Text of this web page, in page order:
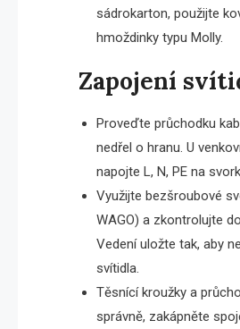
sádrokarton, použijte
hmoždinky typu Molly.
Zapojení
Proveďte průchodku
nedřel o hranu. U
napojte L, N, PE na
Využijte bezšroubové
WAGO) a zkontrolujte
Vedení uložte tak, aby
svítidla.
Těsnící kroužky a
správně, zakápněte